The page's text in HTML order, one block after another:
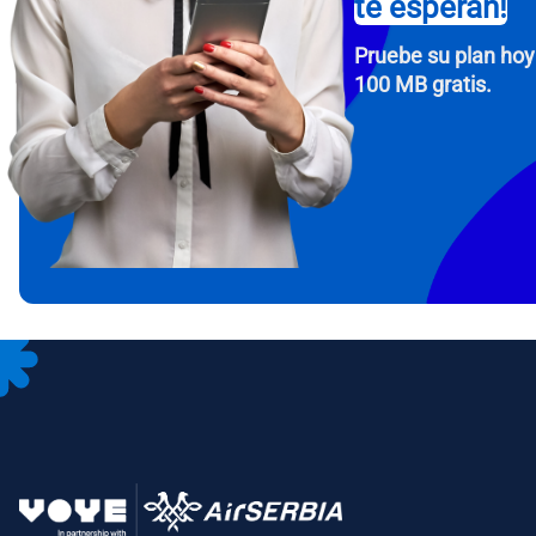
To
Then,
in
te esperan!
Pruebe su plan
100 MB gratis.